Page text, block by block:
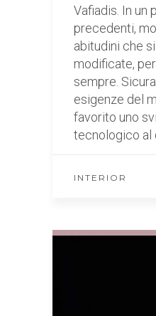
Vafiadis. In un
precedenti,
abitudini che
modificate,
sempre.
esigenze del
favorito uno
tecnologico al
INTERIOR